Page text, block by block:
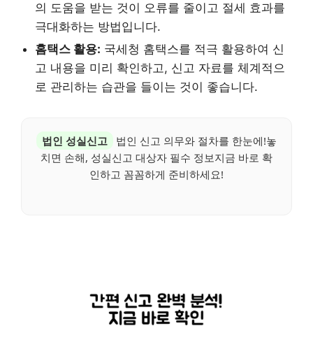
의 도움을 받는 것이 오류를 줄이고 절세 효과를
극대화하는 방법입니다.
홈택스 활용: 국세청 홈택스를 적극 활용하여 신
고 내용을 미리 확인하고, 신고 자료를 체계적으
로 관리하는 습관을 들이는 것이 좋습니다.
법인 성실신고
법인 신고 의무와 절차를 한눈에!놓
치면 손해, 성실신고 대상자 필수 정보지금 바로 확
인하고 꼼꼼하게 준비하세요!